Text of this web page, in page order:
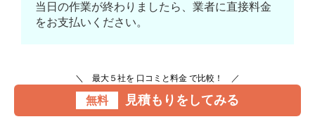
当日の作業が終わりましたら、業者に直接料金
をお支払いください。
＼ 最大５社を 口コミと料金 で比較！ ／
無料 見積もりをしてみる